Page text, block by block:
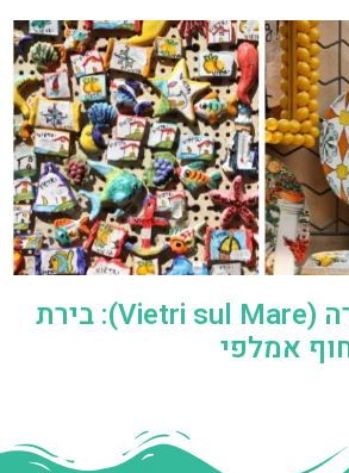
וייטרי סול מארה (Vietri sul Mare): בירת
אמלפי